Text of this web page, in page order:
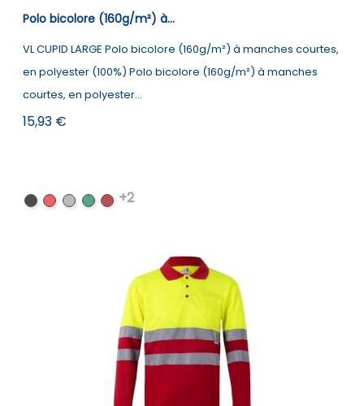
Polo bicolore (160g/m²) à...
VL CUPID LARGE Polo bicolore (160g/m²) à manches courtes,
en polyester (100%) Polo bicolore (160g/m²) à manches
courtes, en polyester...
Prix
15,93 €
NoirRouge
GrisVertBordeaux
+2